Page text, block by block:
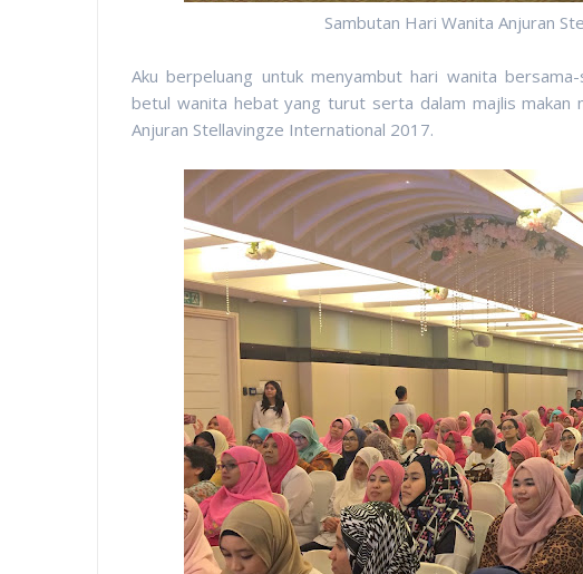
Sambutan Hari Wanita Anjuran
Aku berpeluang untuk menyambut hari wanita
betul wanita hebat yang turut serta dalam majlis makan
Anjuran Stellavingze International 2017.